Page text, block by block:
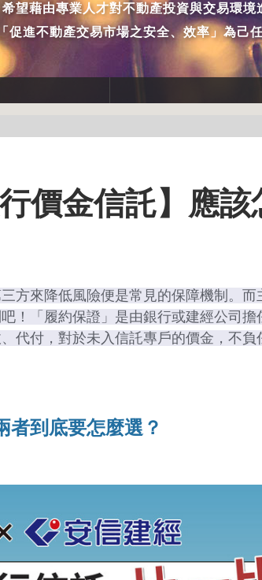
望藉由專業人才對不動產投資與交易環
促進不動產交易市場之安全、效率」為己任
價金信託】應該
方來降低風險便是常見的保障機制。而
！「履約保證」是由銀行或建經公司
代付，對於未入信託專戶的價金，不負
者到底要怎麼選？